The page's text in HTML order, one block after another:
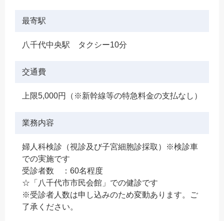
最寄駅
八千代中央駅 タクシー10分
交通費
上限5,000円（※新幹線等の特急料金の支払なし）
業務内容
婦人科検診（視診及び子宮細胞診採取）※検診車
での実施です
受診者数 ：60名程度
☆「八千代市市民会館」での健診です
※受診者人数は申し込みのため変動あります。ご
了承ください。